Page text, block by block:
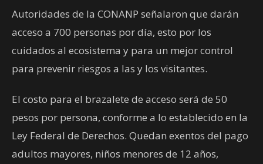
Autoridades de la CONANP señalaron que darán
acceso a 700 personas por día, esto por los
cuidados al ecosistema y para un mejor control
para prevenir riesgos a las y los visitantes.
El costo para el brazalete de acceso será de 50
pesos por persona, conforme a lo establecido en la
Ley Federal de Derechos. Quedan exentos del pago
adultos mayores, niños menores de 12 años,